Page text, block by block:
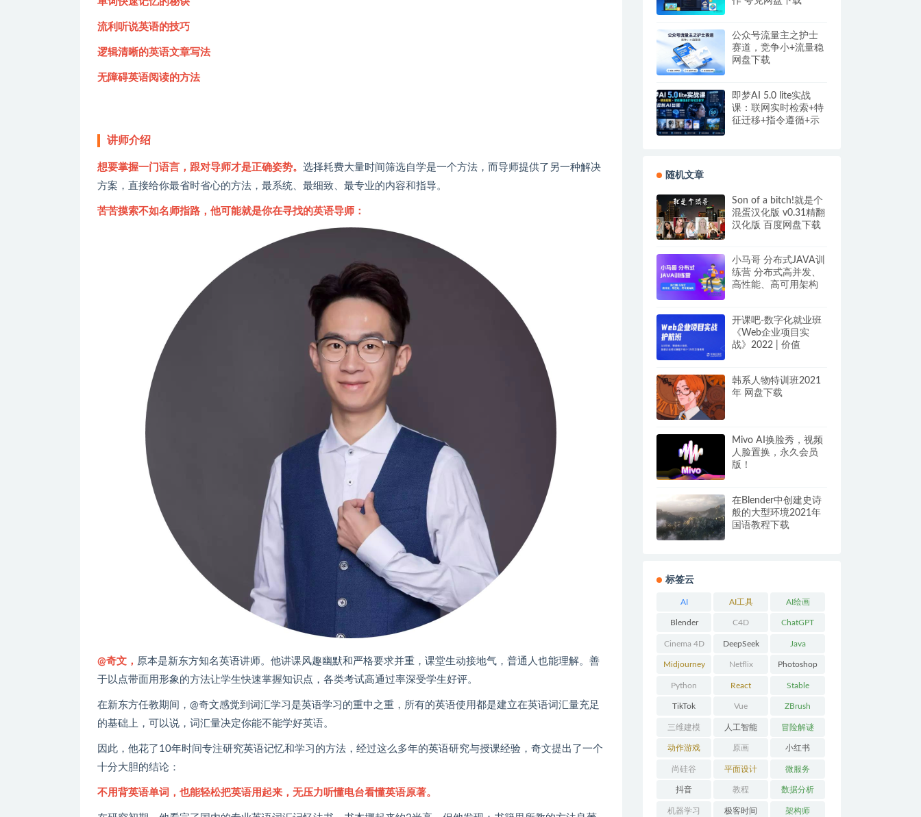
流利听说英语的技巧
逻辑清晰的英语文章写法
无障碍英语阅读的方法
讲师介绍
想要掌握一门语言，跟对导师才是正确姿势。 选择耗费大量时间筛选自学是一个方法，而导师提供了另一种解决
方案，直接给你最省时省心的方法，最系统、最细致、最专业的内容和指导。
苦苦摸索不如名师指路，他可能就是你在寻找的英语导师：
@奇文， 原本是新东方知名英语讲师。他讲课风趣幽默和严格要求并重，课堂生动接地气，普通人也能理解。善
于以点带面用形象的方法让学生快速掌握知识点，各类考试高通过率深受学生好评。
在新东方任教期间，@奇文感觉到词汇学习是英语学习的重中之重，所有的英语使用都是建立在英语词汇量充足
的基础上，可以说，词汇量决定你能不能学好英语。
因此，他花了10年时间专注研究英语记忆和学习的方法，经过这么多年的英语研究与授课经验，奇文提出了一个
十分大胆的结论：
不用背英语单词，也能轻松把英语用起来，无压力听懂电台看懂英语原著。
公众号流量主之护士
赛道，竞争小+流量稳
网盘下载
即梦AI 5.0 lite实战
课：联网实时检索+特
征迁移+指令遵循+示
随机文章
Son of a bitch!就是个
混蛋汉化版 v0.31精翻
汉化版 百度网盘下载
小马哥 分布式JAVA训
练营 分布式高并发、
高性能、高可用架构
开课吧-数字化就业班
《Web企业项目实
战》2022 | 价值
韩系人物特训班2021
年 网盘下载
Mivo AI换脸秀，视频
人脸置换，永久会员
版！
在Blender中创建史诗
般的大型环境2021年
国语教程下载
标签云
AI AI工具 AI绘画
Blender C4D ChatGPT
Cinema 4D DeepSeek Java
Midjourney Netflix Photoshop
Python React Stable
Diffusion
TikTok Vue ZBrush
三维建模 人工智能 冒险解谜
AVG
动作游戏
ACT
原画 小红书
尚硅谷 平面设计 微服务
抖音 教程 数据分析
机器学习 极客时间 架构师